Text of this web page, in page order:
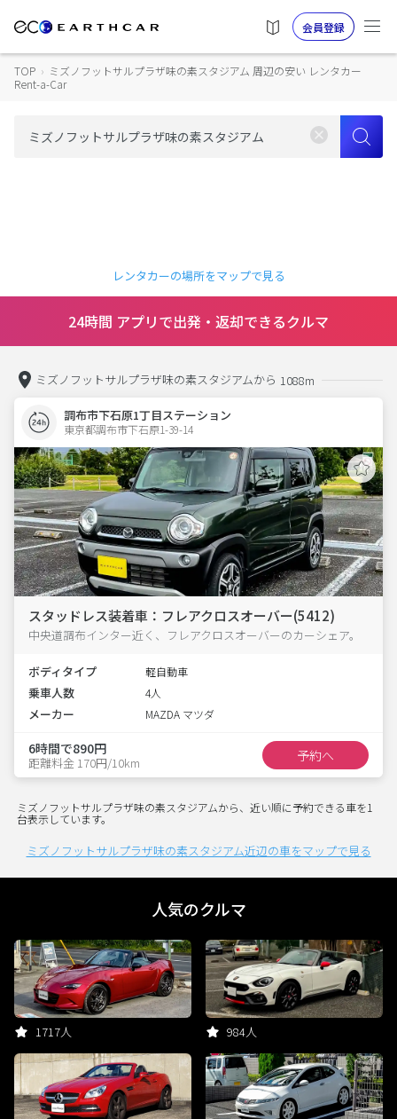
会員登録
TOP › ミズノフットサルプラザ味の素スタジアム 周辺の安い レンタカー
Rent-a-Car
レンタカーの場所をマップで見る
24時間 アプリで出発・返却できるクルマ
ミズノフットサルプラザ味の素スタジアムから 1088m
調布市下石原1丁目ステーション
東京都調布市下石原1-39-14
スタッドレス装着車：フレアクロスオーバー(5412)
中央道調布インター近く、フレアクロスオーバーのカーシェア。
ボディタイプ 軽自動車
乗車人数 4人
メーカー MAZDA マツダ
6時間で890円
距離料金 170円/10km 予約へ
ミズノフットサルプラザ味の素スタジアムから、近い順に予約できる車を1
台表示しています。
ミズノフットサルプラザ味の素スタジアム近辺の車をマップで見る
人気のクルマ
1717人 984人